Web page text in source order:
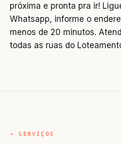
próxima e pronta pra ir!
Whatsapp, informe o
menos de 20 minutos.
todas as ruas do
→ SERVIÇOS